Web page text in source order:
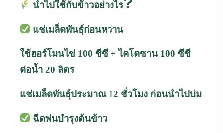
นำไปใช้กับข้าวอย่างไร
แช่เมล็ดพันธุ์ก่อนหว่าน
ใช้ฮอร์โมนไข่ 100 ซีซี + ไคโตซาน 100 ซีซี
ต่อน้ำ 20 ลิตร
แช่เมล็ดพันธุ์ประมาณ 12 ชั่วโมง ก่อนนำไปบ่ม
ฉีดพ่นบำรุงต้นข้าว